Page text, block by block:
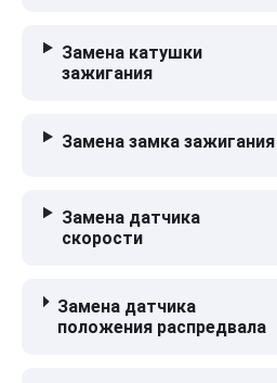
Замена катушки
зажигания
Замена замка зажигания
Замена датчика
скорости
Замена датчика
положения распредвала